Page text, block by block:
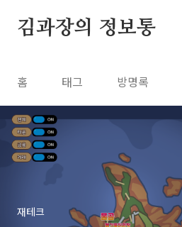
김과장의 정보통
홈 태그 방명록
재테크